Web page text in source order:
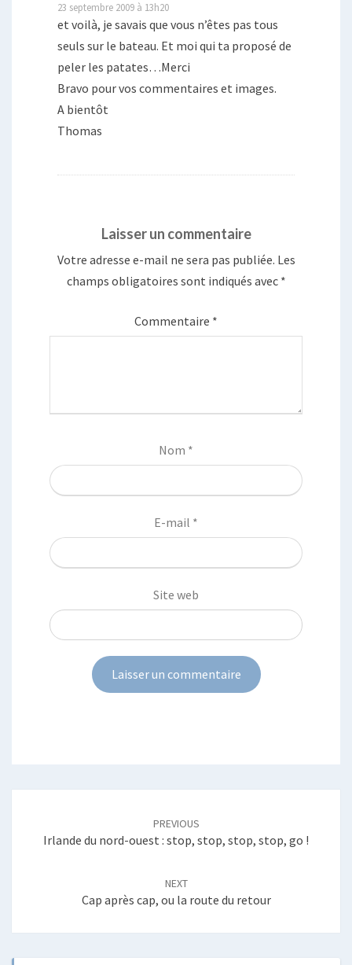
23 septembre 2009 à 13h20
et voilà, je savais que vous n’êtes pas tous
seuls sur le bateau. Et moi qui ta proposé de
peler les patates…Merci
Bravo pour vos commentaires et images.
A bientôt
Thomas
Laisser un commentaire
Votre adresse e-mail ne sera pas publiée. Les
champs obligatoires sont indiqués avec *
Commentaire *
Nom *
E-mail *
Site web
PREVIOUS
Irlande du nord-ouest : stop, stop, stop, stop, go !
NEXT
Cap après cap, ou la route du retour